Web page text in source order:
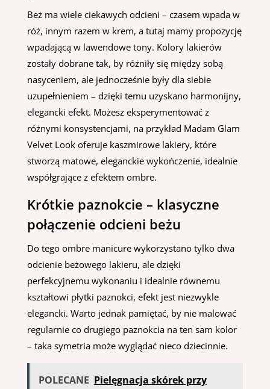
Beż ma wiele ciekawych odcieni – czasem wpada w
róż, innym razem w krem, a tutaj mamy propozycję
wpadającą w lawendowe tony. Kolory lakierów
zostały dobrane tak, by różniły się między sobą
nasyceniem, ale jednocześnie były dla siebie
uzupełnieniem – dzięki temu uzyskano harmonijny,
elegancki efekt. Możesz eksperymentować z
różnymi konsystencjami, na przykład Madam Glam
Velvet Look oferuje kaszmirowe lakiery, które
stworzą matowe, eleganckie wykończenie, idealnie
współgrające z efektem ombre.
Krótkie paznokcie – klasyczne
połączenie odcieni beżu
Do tego ombre manicure wykorzystano tylko dwa
odcienie beżowego lakieru, ale dzięki
perfekcyjnemu wykonaniu i idealnie równemu
kształtowi płytki paznokci, efekt jest niezwykle
elegancki. Warto jednak pamiętać, by nie malować
regularnie co drugiego paznokcia na ten sam kolor
– taka symetria może wyglądać nieco dziecinnie.
POLECANE Pielęgnacja skórek przy